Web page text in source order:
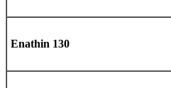
Enathin 130